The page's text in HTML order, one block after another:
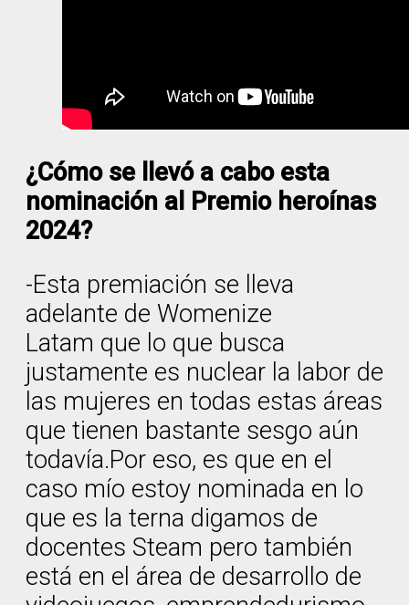
¿Cómo se llevó a cabo esta
nominación al Premio heroínas
2024?
-Esta premiación se lleva
adelante de Womenize
Latam que lo que busca
justamente es nuclear la labor de
las mujeres en todas estas áreas
que tienen bastante sesgo aún
todavía.Por eso, es que en el
caso mío estoy nominada en lo
que es la terna digamos de
docentes Steam pero también
está en el área de desarrollo de